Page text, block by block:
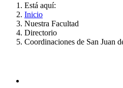
Está aquí:
Inicio
Nuestra Facultad
Directorio
Coordinaciones de San Juan